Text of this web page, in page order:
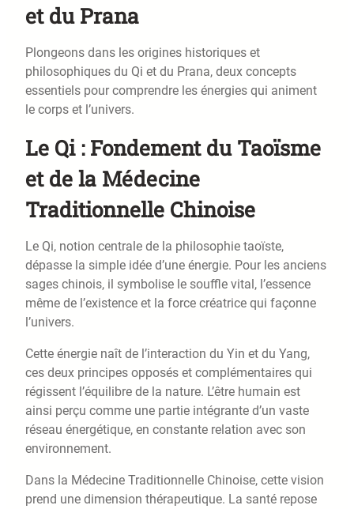
et du Prana
Plongeons dans les origines historiques et
philosophiques du Qi et du Prana, deux concepts
essentiels pour comprendre les énergies qui animent
le corps et l’univers.
Le Qi : Fondement du Taoïsme
et de la Médecine
Traditionnelle Chinoise
Le Qi, notion centrale de la philosophie taoïste,
dépasse la simple idée d’une énergie. Pour les anciens
sages chinois, il symbolise le souffle vital, l’essence
même de l’existence et la force créatrice qui façonne
l’univers.
Cette énergie naît de l’interaction du Yin et du Yang,
ces deux principes opposés et complémentaires qui
régissent l’équilibre de la nature. L’être humain est
ainsi perçu comme une partie intégrante d’un vaste
réseau énergétique, en constante relation avec son
environnement.
Dans la Médecine Traditionnelle Chinoise, cette vision
prend une dimension thérapeutique. La santé repose